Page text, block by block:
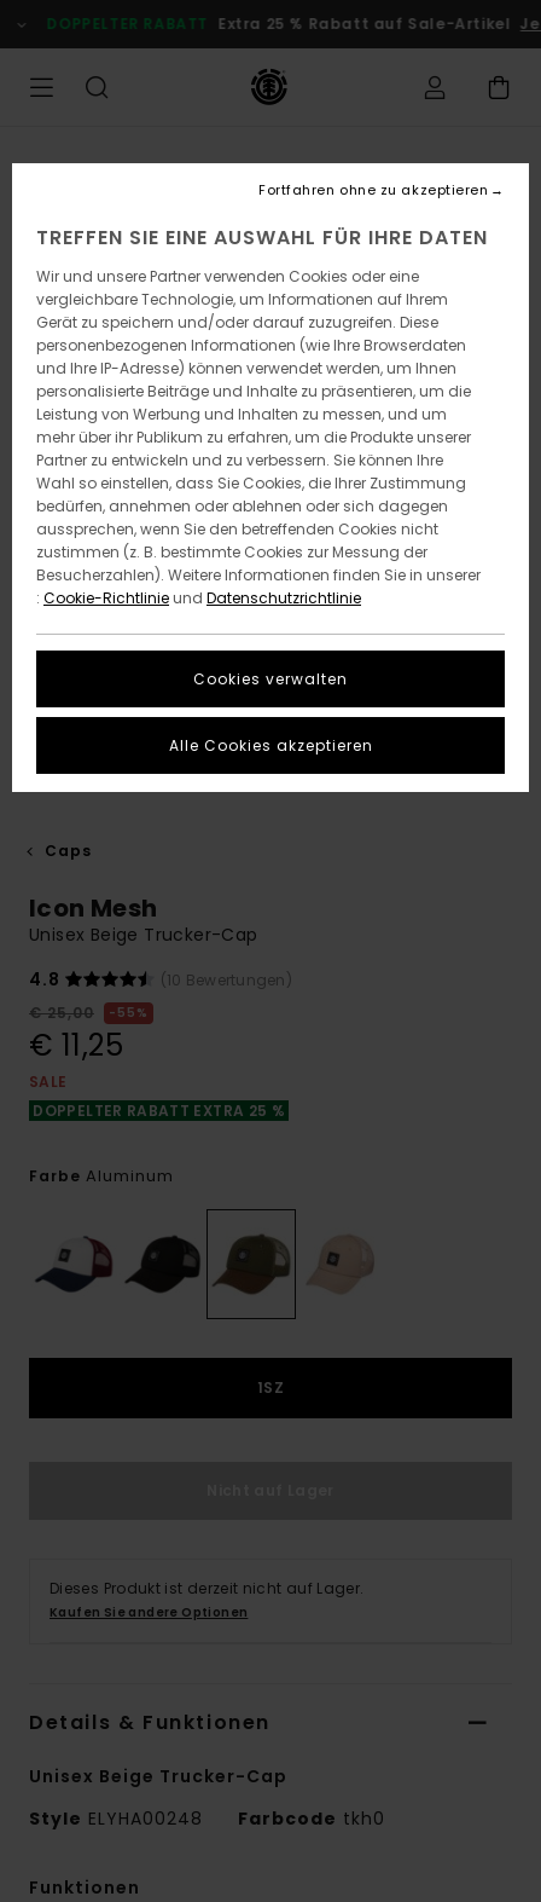
zur
Produktinformation
DOPPELTER RABATT Extra 25 % Rabatt auf Sale-Artikel
Caps
Icon Mesh
Unisex Beige Trucker-Cap
4.8
(10 Bewertungen)
€ 25,00
55%
€ 11,25
SALE
DOPPELTER RABATT EXTRA 25 %
Farbe Aluminum
1SZ
Dieses Produkt ist derzeit nicht auf Lager.
Kaufen Sie andere Optionen
Details & Funktionen
Unisex Beige Trucker-Cap
Style ELYHA00248 Farbcode tkh0
Funktionen
TREFFEN SIE EINE AUSWAHL FÜR IHRE DATEN
Wir und unsere Partner verwenden Cookies oder eine
vergleichbare Technologie, um Informationen auf Ihrem
Gerät zu speichern und/oder darauf zuzugreifen. Diese
personenbezogenen Informationen (wie Ihre Browserdaten
und Ihre IP-Adresse) können verwendet werden, um Ihnen
personalisierte Beiträge und Inhalte zu präsentieren, um die
Leistung von Werbung und Inhalten zu messen, und um
mehr über ihr Publikum zu erfahren, um die Produkte unserer
Partner zu entwickeln und zu verbessern. Sie können Ihre
Wahl so einstellen, dass Sie Cookies, die Ihrer Zustimmung
bedürfen, annehmen oder ablehnen oder sich dagegen
aussprechen, wenn Sie den betreffenden Cookies nicht
zustimmen (z. B. bestimmte Cookies zur Messung der
Besucherzahlen). Weitere Informationen finden Sie in unserer
: Cookie-Richtlinieund Datenschutzrichtlinie
Cookies verwalten
Fortfahren ohne zu akzeptieren
Alle Cookies akzeptieren